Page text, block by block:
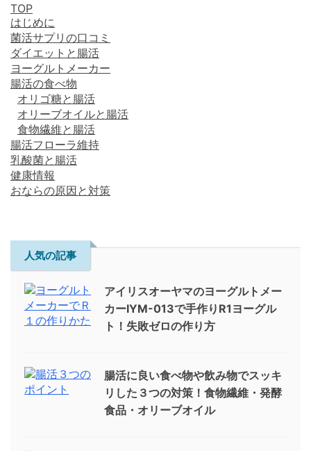
TOP
はじめに
菌活サプリの口コミ
ダイエットと腸活
ヨーグルトメーカー
腸活の食べ物
オリゴ糖と腸活
オリーブオイルと腸活
食物繊維と腸活
腸活フローラ維持
乳酸菌と腸活
健康情報
おならの原因と対策
人気の記事
アイリスオーヤマのヨーグルトメー
カーIYM-013で手作りR1ヨーグル
ト！失敗ゼロの作り方
腸活に良い食べ物や飲み物でスッキ
リした３つの対策！食物繊維・発酵
食品・オリーブオイル